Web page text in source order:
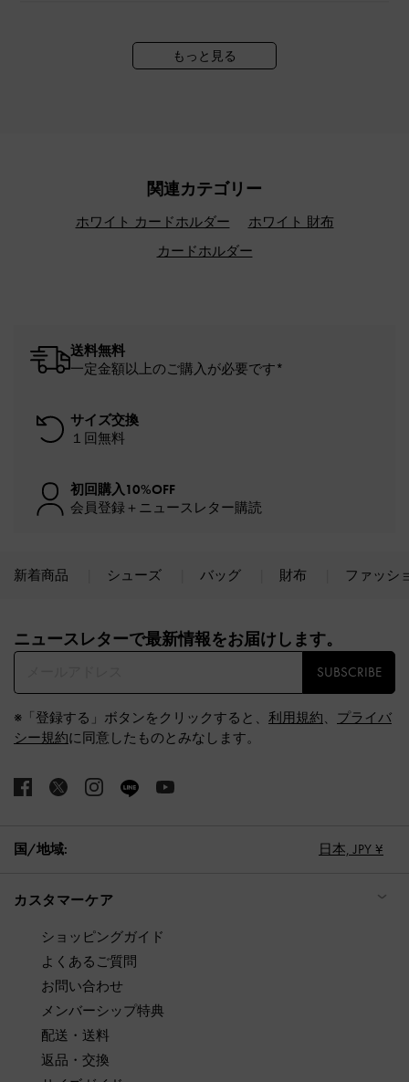
もっと見る
関連カテゴリー
ホワイト カードホルダー
ホワイト 財布
カードホルダー
送料無料
一定金額以上のご購入が必要です*
サイズ交換
１回無料
初回購入10%OFF
会員登録＋ニュースレター購読
新着商品 シューズ バッグ 財布 ファッシ
ニュースレターで最新情報をお届けします。​
SUBSCRIBE
※「登録する」ボタンをクリックすると、 利用規約、 プライバ
シー規約に同意したものとみなします。
国/地域: 日本, JPY ¥
カスタマーケア
ショッピングガイド
よくあるご質問
お問い合わせ
メンバーシップ特典
配送・送料
返品・交換